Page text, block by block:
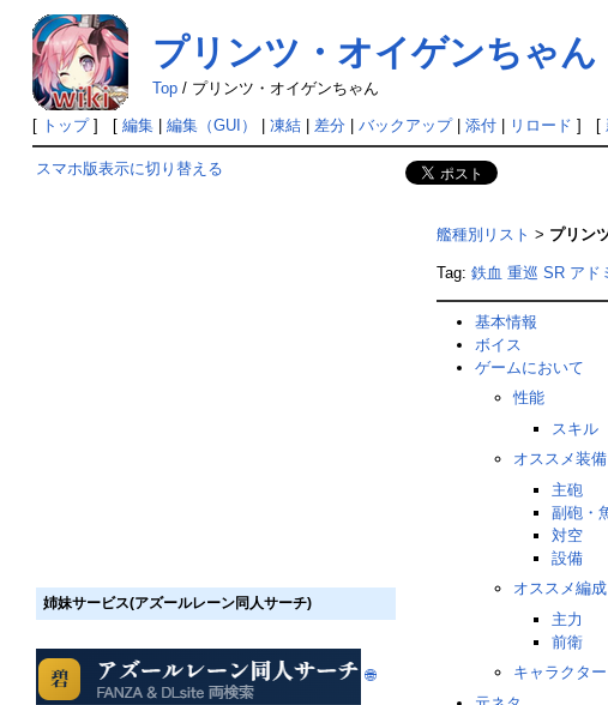
プリンツ・オイゲンちゃん
Top/ プリンツ・オイゲンちゃん
[ トップ] [ 編集| 編集（GUI） 凍結| 差分| バックアップ| 添付| リロード ] [
スマホ版表示に切り替える
姉妹サービス(アズールレーン同人サーチ)
🌐
艦種別リスト > プリン
Tag: 鉄血 重巡 SR アド
基本情報
ボイス
ゲームにおいて
性能
スキル
オススメ装備
主砲
副砲・
対空
設備
オススメ編成
主力
前衛
キャラクター